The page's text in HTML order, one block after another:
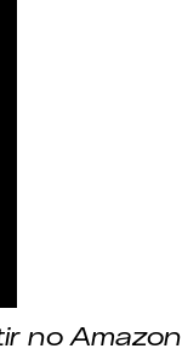
no Amazon